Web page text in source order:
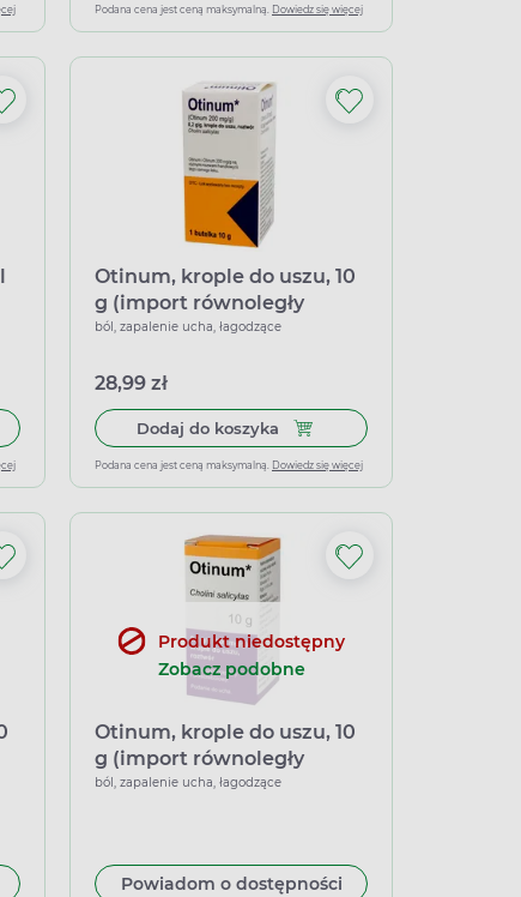
Podana cena jest ceną maksymalną. Dowiedz się więcej
koszyka Cue, krople do uszu, 30 ml
Otinum, krople do uszu, 10
g (import równoległy
Pharmapoint)
ból, zapalenie ucha, łagodzące
28,99 zł
Dodaj do koszyka Dodaj do koszyka Otinum,
Podana cena jest ceną maksymalną. Dowiedz się więcej
Produkt niedostępny
Zobacz podobne
Otinum, krople do uszu, 10
g (import równoległy
Delfarma)
ból, zapalenie ucha, łagodzące
Powiadom o dostępności